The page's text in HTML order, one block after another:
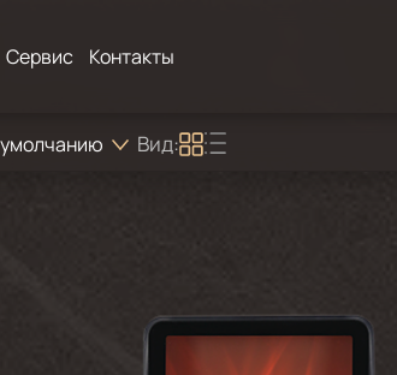
Сервис Контакты
Вид: